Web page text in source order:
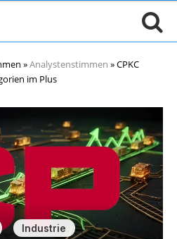
»Analystenstimmen »CPKC
im Plus
, Industrie ,